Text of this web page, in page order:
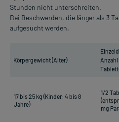
Stunden nicht unterschreiten.
Bei Beschwerden, die länger als 3
aufgesucht werden.
Körpergewicht (Alter)
Anzahl
17 bis 25 kg (Kinder: 4 bis 8
Jahre)
1/2
mg